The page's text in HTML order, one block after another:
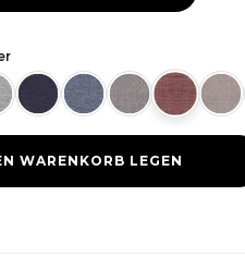
WARENKORB LEGEN